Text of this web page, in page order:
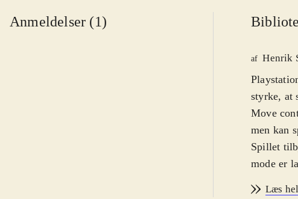
Anmeldelser (1)
af Henrik
styrke, at
Move
men kan
Spillet
mode er
Læs